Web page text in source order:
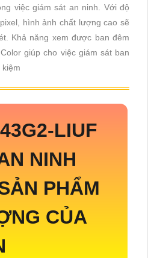
việc giám sát an ninh. Với độ
hình ảnh chất lượng cao sẽ
Khả năng xem được ban đêm
giúp cho việc giám sát ban
LIUF
NINH
PHẨM
CỦA